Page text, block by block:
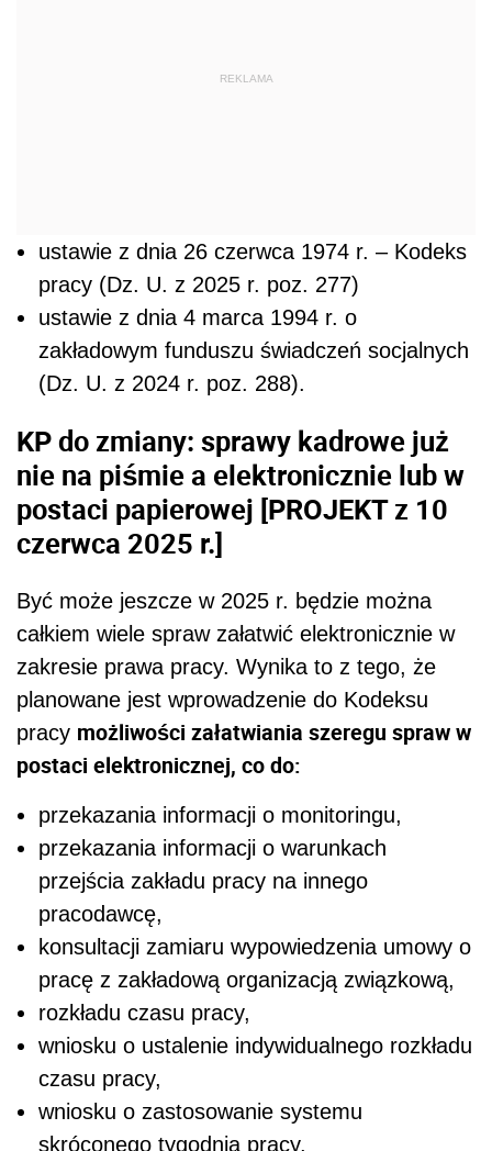
REKLAMA
ustawie z dnia 26 czerwca 1974 r. – Kodeks
pracy (Dz. U. z 2025 r. poz. 277)
ustawie z dnia 4 marca 1994 r. o
zakładowym funduszu świadczeń socjalnych
(Dz. U. z 2024 r. poz. 288).
KP do zmiany: sprawy kadrowe już
nie na piśmie a elektronicznie lub w
postaci papierowej [PROJEKT z 10
czerwca 2025 r.]
Być może jeszcze w 2025 r. będzie można
całkiem wiele spraw załatwić elektronicznie w
zakresie prawa pracy. Wynika to z tego, że
planowane jest wprowadzenie do Kodeksu
pracy możliwości załatwiania szeregu spraw w
postaci elektronicznej, co do:
przekazania informacji o monitoringu,
przekazania informacji o warunkach
przejścia zakładu pracy na innego
pracodawcę,
konsultacji zamiaru wypowiedzenia umowy o
pracę z zakładową organizacją związkową,
rozkładu czasu pracy,
wniosku o ustalenie indywidualnego rozkładu
czasu pracy,
wniosku o zastosowanie systemu
skróconego tygodnia pracy,